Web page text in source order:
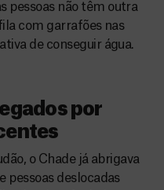
pessoas não têm outra
com garrafões nas
de conseguir água.
por
o Chade já abrigava
pessoas deslocadas